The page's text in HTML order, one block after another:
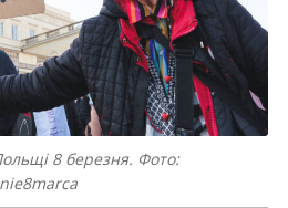
8 березня. Фото: